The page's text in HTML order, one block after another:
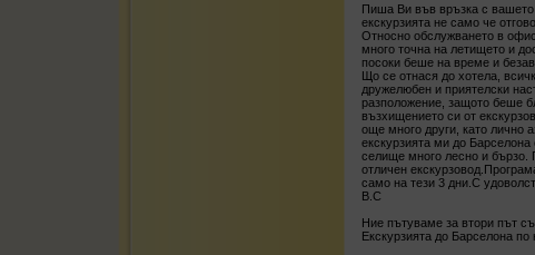
Пиша Ви във връзка с вашето
екскурзията не само че
Относно обслужването в
много точна на летището и
посоки беше на време и
Що се отнася до хотела,
дружелюбен и приятелски
разположение, защото беше
възхищението си от
още много други, като лично
екскурзията ми до
селище много лесно и бързо.
отличен
само на тези 3 дни.С
В.С
Ние пътуваме за втори път
Екскурзията до Барселона